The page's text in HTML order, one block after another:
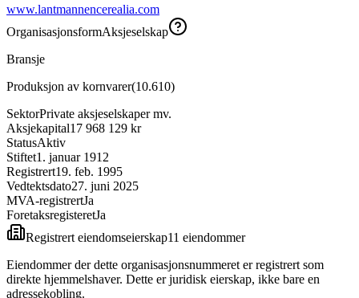
www.lantmannencerealia.com
OrganisasjonsformAksjeselskap
Bransje
Produksjon av kornvarer(10.610)
SektorPrivate aksjeselskaper mv.
Aksjekapital17 968 129 kr
StatusAktiv
Stiftet1. januar 1912
Registrert19. feb. 1995
Vedtektsdato27. juni 2025
MVA-registrertJa
ForetaksregisteretJa
Registrert eiendomseierskap11 eiendommer
Eiendommer der dette organisasjonsnummeret er registrert som
direkte hjemmelshaver. Dette er juridisk eierskap, ikke bare en
adressekobling.